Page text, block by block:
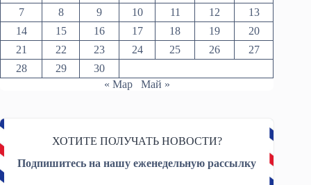
7
8 9 10 11 12
13
14
15 16 17 18 19
20
21
22 23 24 25 26
27
28
29
30
« Мар
Май »
ХОТИТЕ ПОЛУЧАТЬ НОВОСТИ?
Подпишитесь на нашу еженедельную рассылку